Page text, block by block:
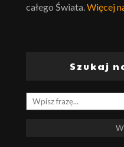
całego Świata.Więcej
Szukaj